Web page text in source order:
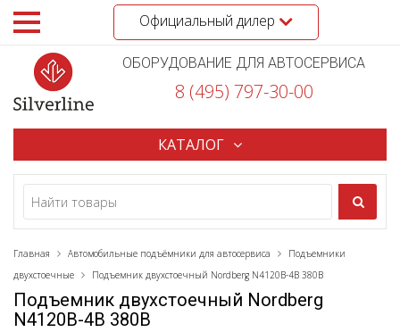
Официальный дилер
ОБОРУДОВАНИЕ ДЛЯ АВТОСЕРВИСА
8 (495) 797-30-00
КАТАЛОГ
Главная Автомобильные подъёмники для автосервиса
Подъемники
двухстоечные
Подъемник двухстоечный Nordberg N4120B-4B 380В
Подъемник двухстоечный Nordberg
N4120B-4B 380В